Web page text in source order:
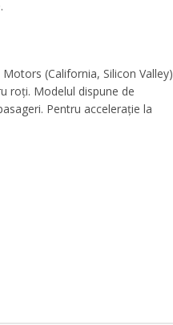
(California, Silicon Valley)
roți. Modelul dispune de
Pentru accelerație la